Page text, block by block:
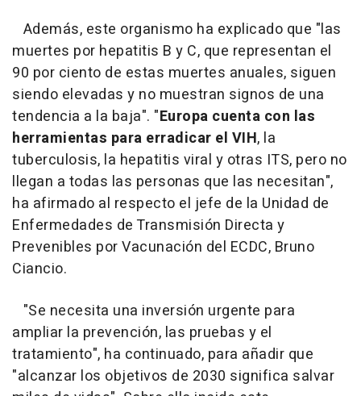
Además, este organismo ha explicado que "las
muertes por hepatitis B y C, que representan el
90 por ciento de estas muertes anuales, siguen
siendo elevadas y no muestran signos de una
tendencia a la baja". "Europa cuenta con las
herramientas para erradicar el VIH, la
tuberculosis, la hepatitis viral y otras ITS, pero no
llegan a todas las personas que las necesitan",
ha afirmado al respecto el jefe de la Unidad de
Enfermedades de Transmisión Directa y
Prevenibles por Vacunación del ECDC, Bruno
Ciancio.
"Se necesita una inversión urgente para
ampliar la prevención, las pruebas y el
tratamiento", ha continuado, para añadir que
"alcanzar los objetivos de 2030 significa salvar